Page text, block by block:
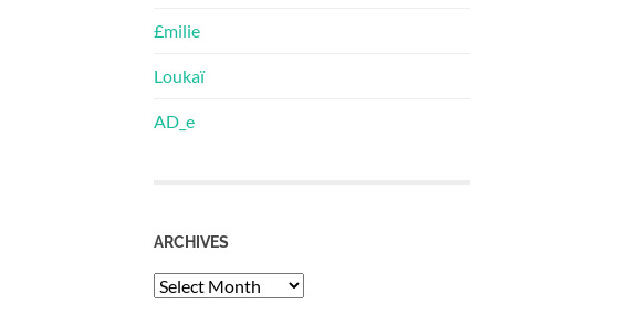
£milie
Loukaï
AD_e
ARCHIVES
Archives